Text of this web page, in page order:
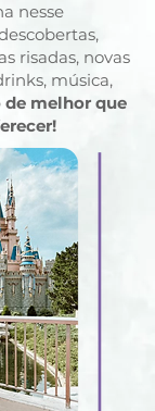
nesse
risadas, novas
música,
melhor que